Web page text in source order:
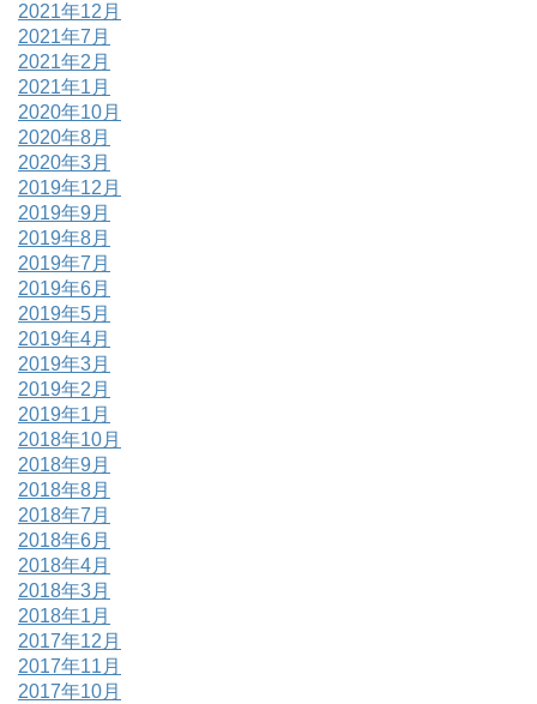
2021年12月
2021年7月
2021年2月
2021年1月
2020年10月
2020年8月
2020年3月
2019年12月
2019年9月
2019年8月
2019年7月
2019年6月
2019年5月
2019年4月
2019年3月
2019年2月
2019年1月
2018年10月
2018年9月
2018年8月
2018年7月
2018年6月
2018年4月
2018年3月
2018年1月
2017年12月
2017年11月
2017年10月